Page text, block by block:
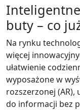
buty – co
Na rynku
więcej
ułatwienie
wyposażone w
rozszerzonej
do informacji bez